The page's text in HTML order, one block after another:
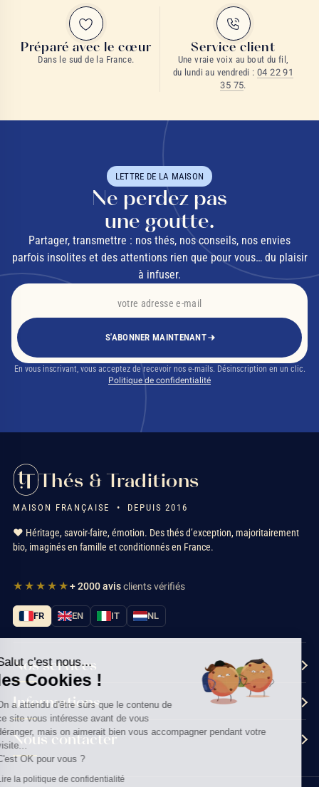
Préparé avec le cœur
Dans le sud de la France.
Service client
Une vraie voix au bout du fil,
du lundi au vendredi :04 22 91
35 75.
LETTRE DE LA MAISON
Ne perdez pas
une goutte.
Partager, transmettre : nos thés, nos conseils, nos envies
parfois insolites et des attentions rien que pour vous… du plaisir
à infuser.
S'ABONNER MAINTENANT
En vous inscrivant, vous acceptez de recevoir nos e-mails. Désinscription en un clic.
Politique de confidentialité
Thés & Traditions
MAISON FRANÇAISE • DEPUIS 2016
❤️ Héritage, savoir-faire, émotion. Des thés d’exception, majoritairement
bio, imaginés en famille et conditionnés en France.
★★★★★+ 2000 avisclients vérifiés
FR EN IT NL
Nos services
Informations
Nous contacter
Salut c'est nous...
les Cookies !
On a attendu d'être sûrs que le contenu de
ce site vous intéresse avant de vous
déranger, mais on aimerait bien vous accompagner pendant votre
visite...
C'est OK pour vous ?
Lire la politique de confidentialité